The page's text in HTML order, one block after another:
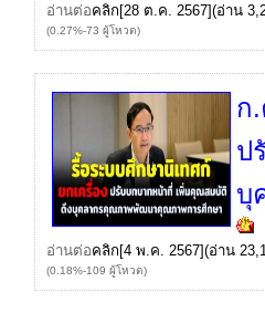
อ่านต่อคลิก[28 ต.ค. 2567](อ่าน
(0.27%-73 ผู้โหวต)
ก
ป
บุ
อ่านต่อคลิก[4 พ.ค. 2567](อ่าน
(0.18%-109 ผู้โหวต)